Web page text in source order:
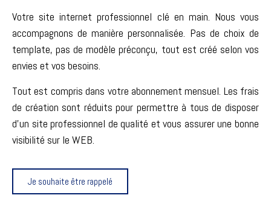
Votre site internet professionnel clé en main. Nous vous
accompagnons de manière personnalisée. Pas de choix de
template, pas de modèle préconçu, tout est créé selon vos
envies et vos besoins.
Tout est compris dans votre abonnement mensuel. Les frais
de création sont réduits pour permettre à tous de disposer
d’un site professionnel de qualité et vous assurer une bonne
visibilité sur le WEB.
Je souhaite être rappelé